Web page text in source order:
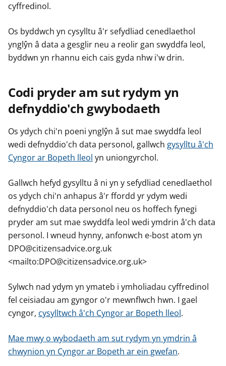
cyffredinol.
Os byddwch yn cysylltu â'r sefydliad cenedlaethol
ynglŷn â data a gesglir neu a reolir gan swyddfa leol,
byddwn yn rhannu eich cais gyda nhw i'w drin.
Codi pryder am sut rydym yn
defnyddio'ch gwybodaeth
Os ydych chi'n poeni ynglŷn â sut mae swyddfa leol
wedi defnyddio'ch data personol, gallwch gysylltu â'ch
Cyngor ar Bopeth lleol yn uniongyrchol.
Gallwch hefyd gysylltu â ni yn y sefydliad cenedlaethol
os ydych chi'n anhapus â'r ffordd yr ydym wedi
defnyddio'ch data personol neu os hoffech fynegi
pryder am sut mae swyddfa leol wedi ymdrin â'ch data
personol. I wneud hynny, anfonwch e-bost atom yn
DPO@citizensadvice.org.uk
<mailto:DPO@citizensadvice.org.uk>
Sylwch nad ydym yn ymateb i ymholiadau cyffredinol
fel ceisiadau am gyngor o'r mewnflwch hwn. I gael
cyngor, cysylltwch â'ch Cyngor ar Bopeth lleol.
Mae mwy o wybodaeth am sut rydym yn ymdrin â
chwynion yn Cyngor ar Bopeth ar ein gwefan.